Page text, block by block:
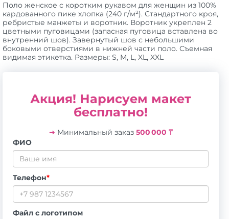
Поло женское с коротким рукавом для женщин из 100%
кардованного пике хлопка (240 г/м²). Стандартного кроя,
ребристые манжеты и воротник. Воротник укреплен 2
цветными пуговицами (запасная пуговица вставлена во
внутренний шов). Завернутый шов с небольшими
боковыми отверстиями в нижней части поло. Съемная
видимая этикетка. Размеры: S, M, L, XL, XXL
Акция! Нарисуем макет
бесплатно!
➔ Минимальный заказ 500 000 ₸
ФИО
Телефон*
Файл с логотипом